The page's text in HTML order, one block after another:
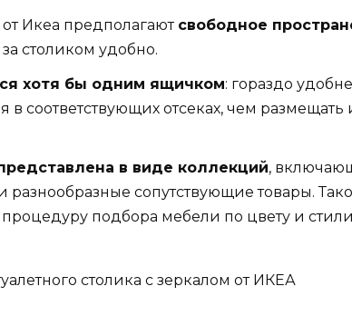
Икеа предполагают свободное
столиком удобно.
хотя бы одним ящичком: гораздо
соответствующих отсеках, чем размещать
в виде коллекций,
разнообразные сопутствующие товары.
подбора мебели по цвету и
столика с зеркалом от ИКЕА